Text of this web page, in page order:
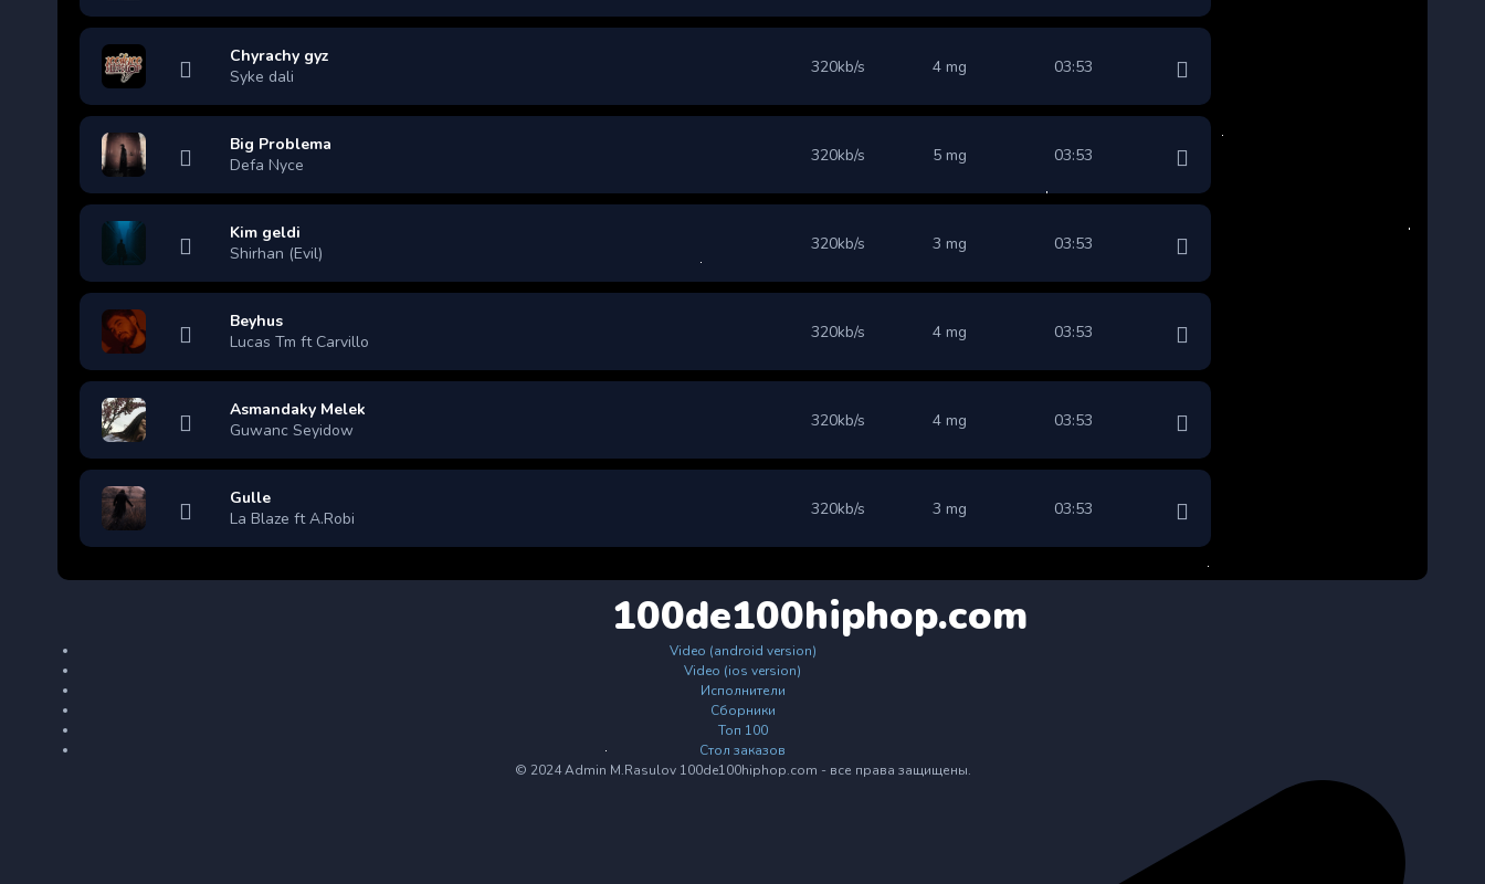
Chyrachy gyz
Syke dali
320kb/s 4 mg 03:53
Big Problema
Defa Nyce
320kb/s 5 mg 03:53
Kim geldi
Shirhan (Evil)
320kb/s 3 mg 03:53
Beyhus
Lucas Tm ft Carvillo
320kb/s 4 mg 03:53
Asmandaky Melek
Guwanc Seyidow
320kb/s 4 mg 03:53
Gulle
La Blaze ft A.Robi
320kb/s 3 mg 03:53
100de100hiphop.com
Video (android version)
Video (ios version)
Исполнители
Сборники
Топ 100
Стол заказов
© 2024 Admin M.Rasulov 100de100hiphop.com - все права защищены.